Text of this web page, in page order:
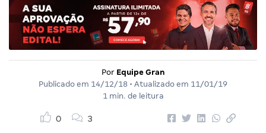
Por Equipe Gran
Publicado em 14/12/18 • Atualizado em 11/01/19
1 min. de leitura
0 3